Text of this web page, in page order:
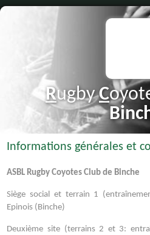
RugbyC
B
Informations générales et
ASBL Rugby Coyotes Club de Binche
Siège social et terrain 1
Epinois (Binche)
Deuxième site (terrains 2 et 3: